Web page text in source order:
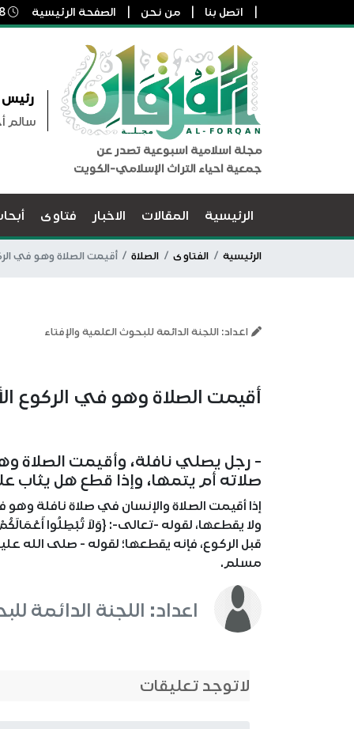
اتصل بنا من نحن الصفحة الرئيسية
مجلة اسلامية اسبوعية تصدر عن
جمعية احياء التراث الإسلامي-الكويت
رئيس
سالم
الرئيسية المقالات الاخبار فتاوى
الرئيسية الفتاوى الصلاة أقيمت الصلاة وهو في
اعداد: اللجنة الدائمة للبحوث العلمية والإفتاء
أقيمت الصلاة وهو في الركوع
- رجل يصلي نافلة، وأقيمت الصلاة
صلاته أم يتمها، وإذا قطع هل يثاب
إذا أقيمت الصلاة والإنسان في صلاة نافلة وهو
ولا يقطعها، لقوله -تعالى-: {وَلاَ تُبْطِلُوا
قبل الركوع، فإنه يقطعها؛ لقوله - صلى الله
مسلم.
اعداد: اللجنة الدائمة
لاتوجد تعليقات